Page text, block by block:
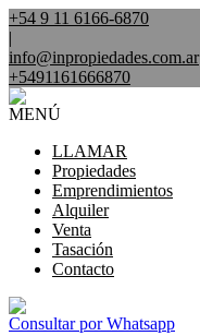
+54 9 11 6166-6870
|
info@inpropiedades.com.ar
+5491161666870
MENÚ
LLAMAR
Propiedades
Emprendimientos
Alquiler
Venta
Tasación
Contacto
Consultar por Whatsapp